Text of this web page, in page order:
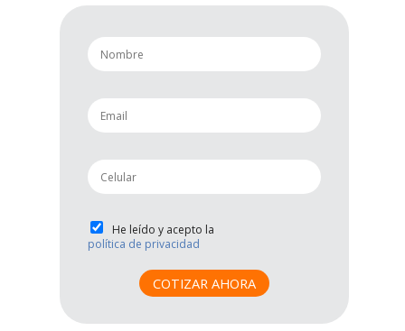
n
a
e
*
e
m
l
*
p
h
n
e
P
r
c
He leído y acepto la
política de privacidad
COTIZAR AHORA